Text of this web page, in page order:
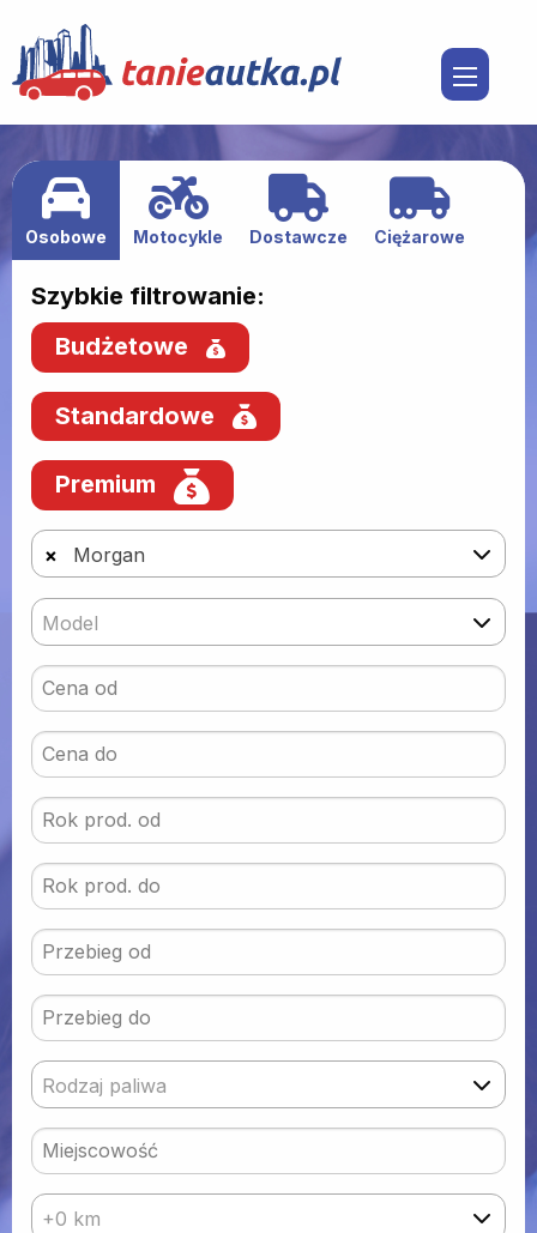
Osobowe Motocykle Dostawcze Ciężarowe
Szybkie filtrowanie:
Budżetowe
Standardowe
Premium
× Morgan
Model
Rodzaj paliwa
+0 km